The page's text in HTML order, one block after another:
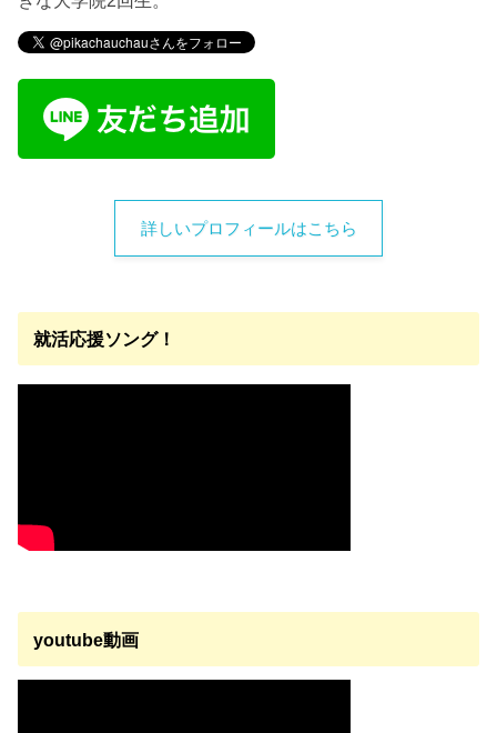
詳しいプロフィールはこちら
就活応援ソング！
youtube動画